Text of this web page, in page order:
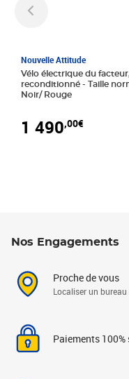
Nouvelle Attitude
Vélo électrique du
reconditionné - Taille normale -
Noir/ Rouge
1 490,00€
Nos Engagements
Proche de vous
Localiser un
Paiements 100%